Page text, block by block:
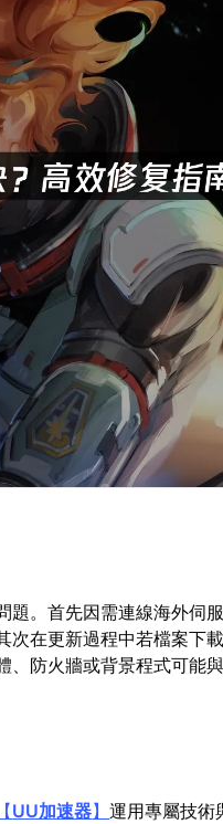
題。首先因需連線海外伺
次在更新過程中若檔案下
、防火牆或背景程式可能
【UU加速器】運用專屬技術